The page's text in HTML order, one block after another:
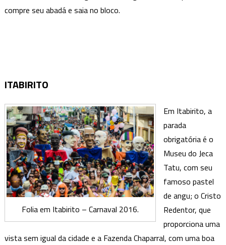
compre seu abadá e saia no bloco.
ITABIRITO
Folia em Itabirito – Carnaval 2016.
Em Itabirito, a
parada
obrigatória é o
Museu do Jeca
Tatu, com seu
famoso pastel
de angu; o Cristo
Redentor, que
proporciona uma
vista sem igual da cidade e a Fazenda Chaparral, com uma boa